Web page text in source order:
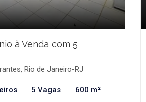
à Venda com 5
Rio de Janeiro-RJ
5 Vagas 600 m²